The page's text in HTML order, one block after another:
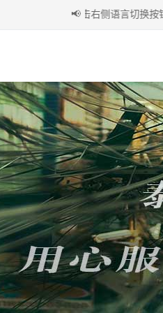
📢
国内环境下首次点击右侧语言切换按